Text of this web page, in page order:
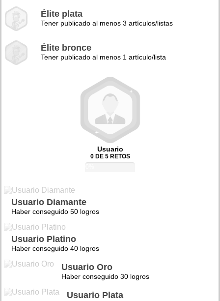
Élite plata
Tener publicado al menos 3 artículos/listas
Élite bronce
Tener publicado al menos 1 artículo/lista
Usuario
0 DE 5 RETOS
Usuario Diamante
Haber conseguido 50 logros
Usuario Platino
Haber conseguido 40 logros
Usuario Oro
Haber conseguido 30 logros
Usuario Plata